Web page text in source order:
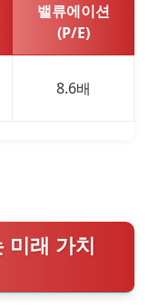
밸류에이션
(P/E)
8.6배
미래 가치